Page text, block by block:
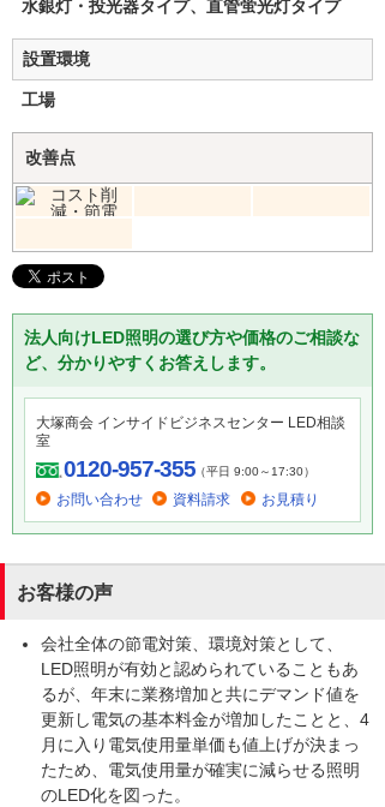
水銀灯・投光器タイプ、直管蛍光灯タイプ
設置環境
工場
改善点
法人向けLED照明の選び方や価格のご相談な
ど、分かりやすくお答えします。
大塚商会 インサイドビジネスセンター LED相談
室
0120-957-355（平日 9:00～17:30）
お問い合わせ 資料請求 お見積り
お客様の声
会社全体の節電対策、環境対策として、
LED照明が有効と認められていることもあ
るが、年末に業務増加と共にデマンド値を
更新し電気の基本料金が増加したことと、4
月に入り電気使用量単価も値上げが決まっ
たため、電気使用量が確実に減らせる照明
のLED化を図った。